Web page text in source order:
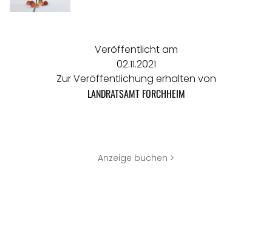
Veröffentlicht am
02.11.2021
Zur Veröffentlichung erhalten von
LANDRATSAMT FORCHHEIM
Anzeige buchen >